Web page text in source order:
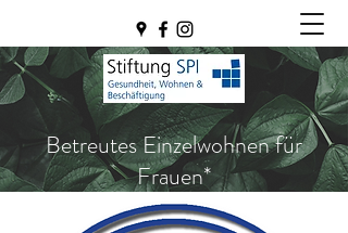
Betreutes Einzelwohnen für
Frauen*